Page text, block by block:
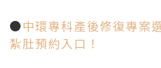
●中環專科產後修復專案
紮肚預約入口！